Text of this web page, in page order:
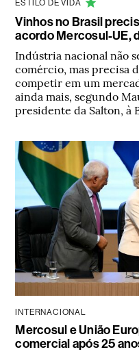
ESTILO DE VIDA
Vinhos no Brasil
acordo Mercosul-UE,
Indústria nacional não
comércio, mas precisa
competir em um
ainda mais, segundo
presidente da Salton, à
INTERNACIONAL
Mercosul e União
comercial após 25